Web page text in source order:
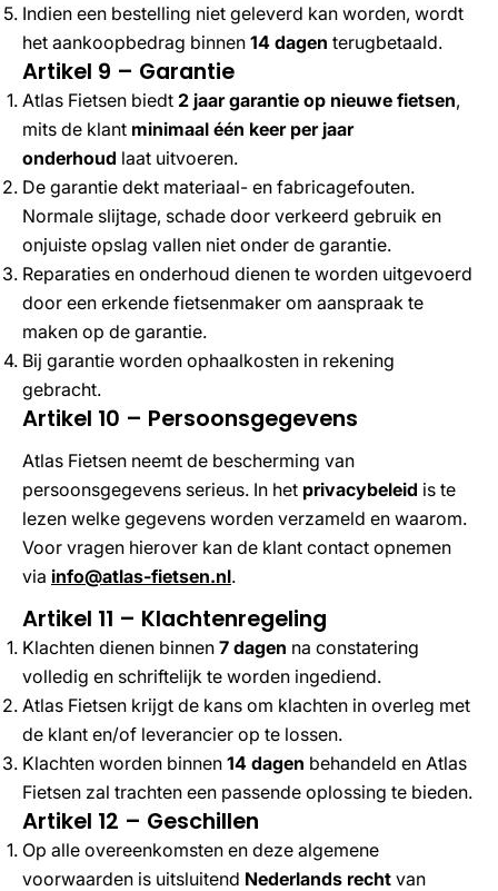
Indien een bestelling niet geleverd kan worden, wordt
het aankoopbedrag binnen 14 dagen terugbetaald.
Artikel 9 – Garantie
Atlas Fietsen biedt 2 jaar garantie op nieuwe fietsen,
mits de klant minimaal één keer per jaar
onderhoud laat uitvoeren.
De garantie dekt materiaal- en fabricagefouten.
Normale slijtage, schade door verkeerd gebruik en
onjuiste opslag vallen niet onder de garantie.
Reparaties en onderhoud dienen te worden uitgevoerd
door een erkende fietsenmaker om aanspraak te
maken op de garantie.
Bij garantie worden ophaalkosten in rekening
gebracht.
Artikel 10 – Persoonsgegevens
Atlas Fietsen neemt de bescherming van
persoonsgegevens serieus. In het privacybeleid is te
lezen welke gegevens worden verzameld en waarom.
Voor vragen hierover kan de klant contact opnemen
via info@atlas-fietsen.nl.
Artikel 11 – Klachtenregeling
Klachten dienen binnen 7 dagen na constatering
volledig en schriftelijk te worden ingediend.
Atlas Fietsen krijgt de kans om klachten in overleg met
de klant en/of leverancier op te lossen.
Klachten worden binnen 14 dagen behandeld en Atlas
Fietsen zal trachten een passende oplossing te bieden.
Artikel 12 – Geschillen
Op alle overeenkomsten en deze algemene
voorwaarden is uitsluitend Nederlands recht van